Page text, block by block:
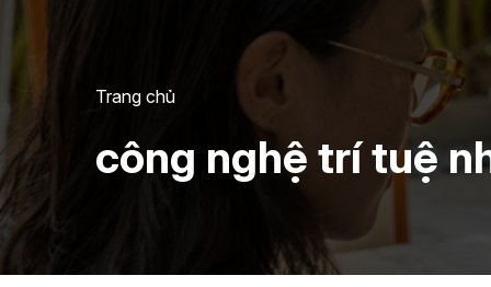
Trang chủ
công nghệ trí tuệ